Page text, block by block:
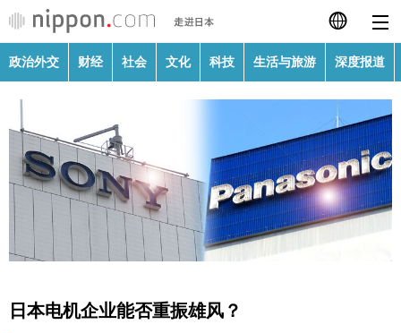
日本語
繁體字
Français
Español
政治外交
财经
文化
政治外交 财经 社会 文化 科技 生活与旅游 深度报道
日本电机企业能否重振雄风？